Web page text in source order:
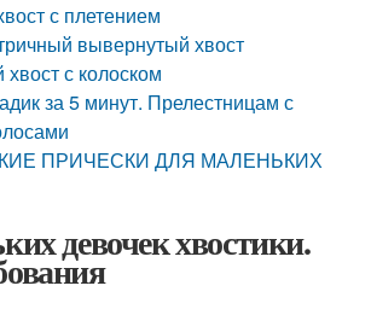
с плетением
вывернутый хвост
с колоском
за 5 минут. Прелестницам с
ПРИЧЕСКИ ДЛЯ МАЛЕНЬКИХ
девочек хвостики.